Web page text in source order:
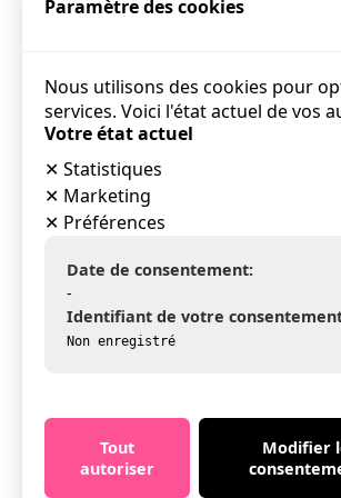
Paramètre des cookies
Nous utilisons des cookies pour
services. Voici l'état actuel de vos
Votre état actuel
✕ Statistiques
✕ Marketing
✕ Préférences
Date de consentement:
-
Identifiant de votre
Non enregistré
Tout
autoriser
Modifier